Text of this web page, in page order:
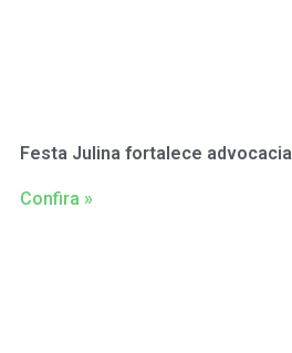
Festa Julina fortalece advocacia
Confira »